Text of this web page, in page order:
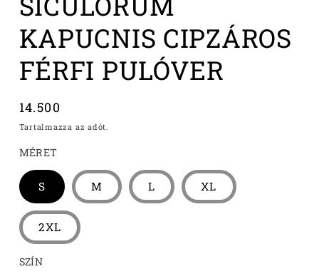
KAPUCNIS CIPZÁROS
FÉRFI PULÓVER
Normál
ár
14.500
Tartalmazza az adót.
MÉRET
S M L XL
2XL
SZÍN